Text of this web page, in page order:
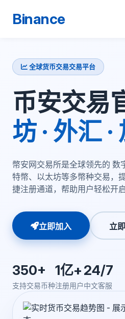
Binance
全球货币交易交易平台
币安交易
坊 · 外汇
幣安网交易所是全球领先的 数
特幣、以太坊等多幣种交易，
捷注册通道，帮助用户轻松开
立即加入 立
350+
支持交易币种
1亿+
注册用户
24/7
中文客服